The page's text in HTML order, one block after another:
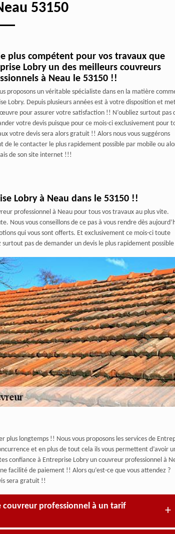
53150
plus compétent pour vos travaux que
Lobry un des meilleurs couvreurs
à Neau le 53150 !!
proposons un véritable spécialiste dans en la matière
Lobry. Depuis plusieurs années est à votre disposition et
pour assurer votre satisfaction !! N’oubliez surtout pas
votre devis puisque pour ce mois-ci exclusivement pour
votre devis sera alors gratuit !! Alors nous vous suggérons
de le contacter le plus rapidement possible par mobile ou
de son site internet !!!
Lobry à Neau dans le 53150 !!
professionnel à Neau pour tous vos travaux au plus vite.
Nous vous conseillons de ce pas à vous rendre dès
qui vous sont offerts. Et exclusivement ce mois-ci toute
pas de demander un devis le plus rapidement
longtemps !! Nous vous proposons les services de
et en plus de tout cela ils vous permettent d’avoir
confiance à Entreprise Lobry un couvreur professionnel à
facilité de paiement !! Alors qu’est-ce que vous attendez ?
sera gratuit !!
professionnel à un tarif